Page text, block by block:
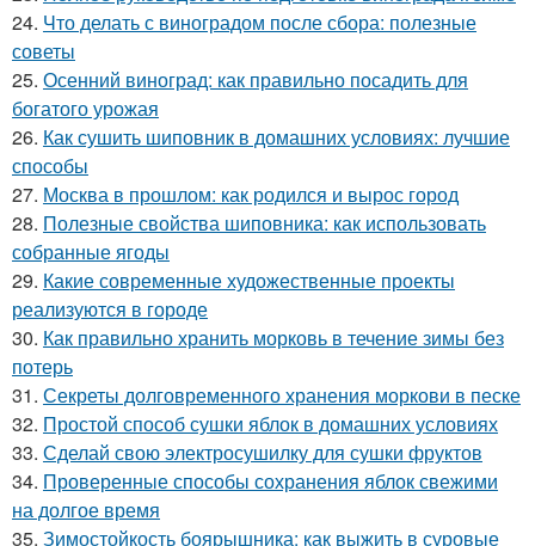
24. Что делать с виноградом после сбора: полезные
советы
25. Осенний виноград: как правильно посадить для
богатого урожая
26. Как сушить шиповник в домашних условиях: лучшие
способы
27. Москва в прошлом: как родился и вырос город
28. Полезные свойства шиповника: как использовать
собранные ягоды
29. Какие современные художественные проекты
реализуются в городе
30. Как правильно хранить морковь в течение зимы без
потерь
31. Секреты долговременного хранения моркови в песке
32. Простой способ сушки яблок в домашних условиях
33. Сделай свою электросушилку для сушки фруктов
34. Проверенные способы сохранения яблок свежими
на долгое время
35. Зимостойкость боярышника: как выжить в суровые